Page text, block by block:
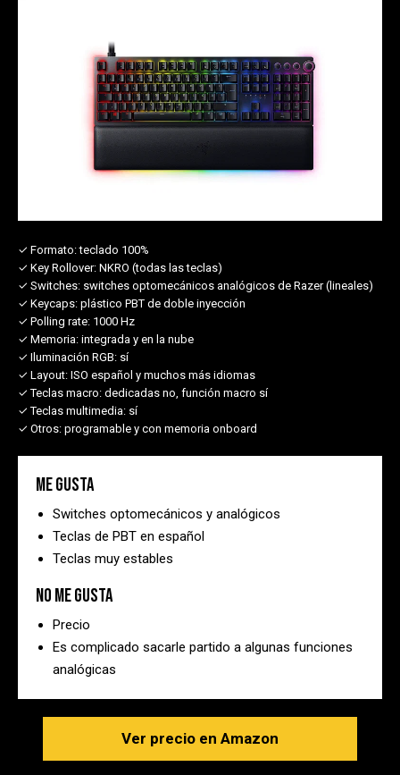
✓ Formato:teclado 100%
✓ Key Rollover: NKRO (todas las teclas)
✓ Switches: switches optomecánicos analógicos de Razer (lineales)
✓ Keycaps: plástico PBT de doble inyección
✓ Polling rate: 1000 Hz
✓ Memoria: integrada y en la nube
✓ Iluminación RGB: sí
✓ Layout: ISO español y muchos más idiomas
✓ Teclas macro: dedicadas no, función macro sí
✓ Teclas multimedia: sí
✓ Otros: programable y con memoria onboard
Me gusta
Switches optomecánicos y analógicos
Teclas de PBT en español
Teclas muy estables
No me gusta
Precio
Es complicado sacarle partido a algunas funciones
analógicas
Ver precio en Amazon